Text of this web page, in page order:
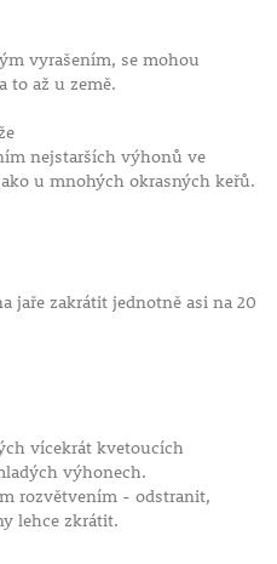
vyrašením, se mohou
to až u země.
nejstarších výhonů ve
u mnohých okrasných keřů.
jaře zakrátit jednotně asi na 20
vícekrát kvetoucích
výhonech.
rozvětvením - odstranit,
lehce zkrátit.